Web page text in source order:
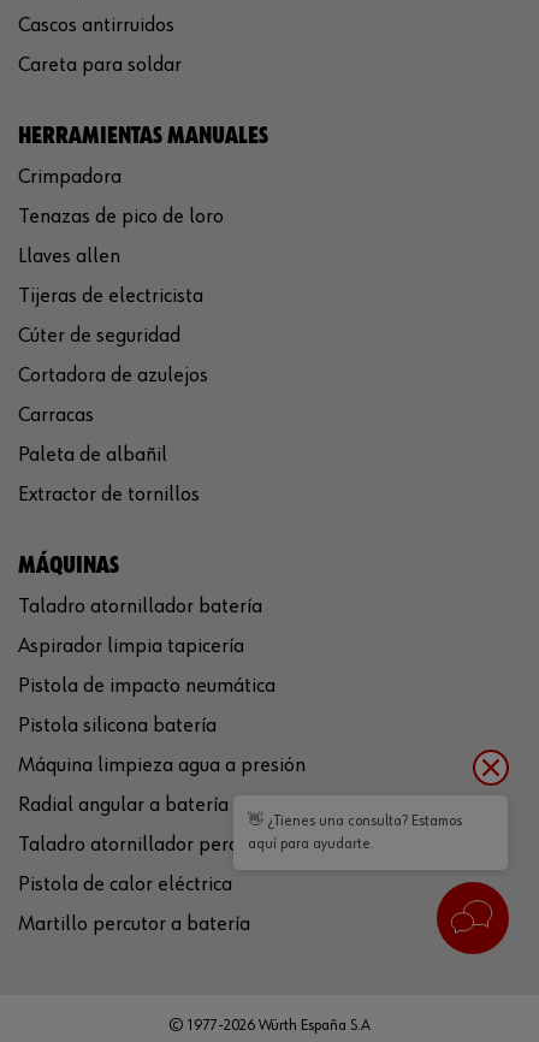
Cascos antirruidos
Careta para soldar
HERRAMIENTAS MANUALES
Crimpadora
Tenazas de pico de loro
Llaves allen
Tijeras de electricista
Cúter de seguridad
Cortadora de azulejos
Carracas
Paleta de albañil
Extractor de tornillos
MÁQUINAS
Taladro atornillador batería
Aspirador limpia tapicería
Pistola de impacto neumática
Pistola silicona batería
Máquina limpieza agua a presión
Radial angular a batería
Taladro atornillador percutor a batería
Pistola de calor eléctrica
Martillo percutor a batería
© 1977-2026 Würth España S.A
👋 ¿Tienes una consulta? Estamos
aquí para ayudarte.